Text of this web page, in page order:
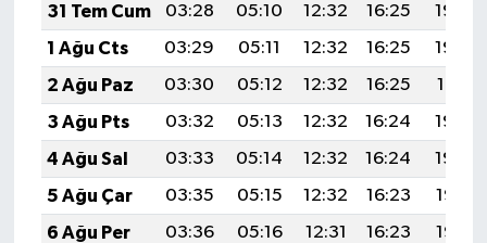
31 Tem Cum
03:28 05:10 12:32 16:25
19:44
1 Ağu Cts
03:29 05:11 12:32 16:25
19:43
2 Ağu Paz
03:30 05:12 12:32 16:25
19:41
3 Ağu Pts
03:32 05:13 12:32 16:24
19:40
4 Ağu Sal
03:33 05:14 12:32 16:24
19:39
5 Ağu Çar
03:35 05:15 12:32 16:23
19:38
6 Ağu Per
03:36 05:16 12:31 16:23
19:37